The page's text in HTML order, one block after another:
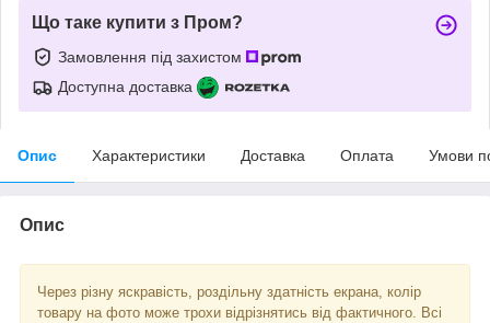
Що таке купити з Пром?
Замовлення під захистом
Доступна доставка
Опис Характеристики Доставка Оплата Умови
Опис
Через різну яскравість, роздільну здатність екрана, колір
товару на фото може трохи відрізнятись від фактичного. Всі